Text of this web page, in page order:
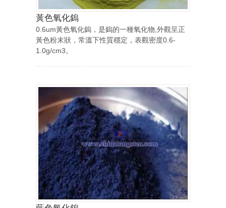
黃色氧化鎢
0.6um黃色氧化鎢，是鎢的一種氧化物,外觀呈正
黃色粉末狀，常溫下性質穩定，表觀密度0.6-
1.0g/cm3。